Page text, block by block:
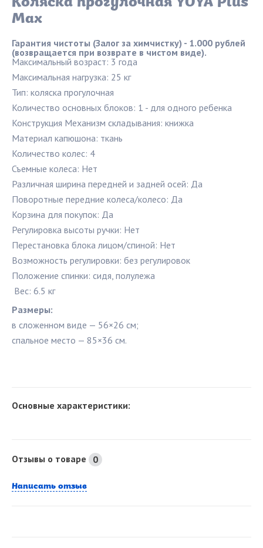
Max
Гарантия чистоты (Залог за химчистку) - 1.000 рублей
(возвращается при возврате в чистом виде).
Максимальный возраст: 3 года
Максимальная нагрузка: 25 кг
Тип: коляска прогулочная
Количество основных блоков: 1 - для одного ребенка
Конструкция Механизм складывания: книжка
Материал капюшона: ткань
Количество колес: 4
Съемные колеса: Нет
Различная ширина передней и задней осей: Да
Поворотные передние колеса/колесо: Да
Корзина для покупок: Да
Регулировка высоты ручки: Нет
Перестановка блока лицом/спиной: Нет
Возможность регулировки: без регулировок
Положение спинки: сидя, полулежа
Вес: 6.5 кг
Размеры:
в сложенном виде — 56×26 см;
спальное место — 85×36 см.
Основные характеристики:
Отзывы о товаре 0
Написать отзыв